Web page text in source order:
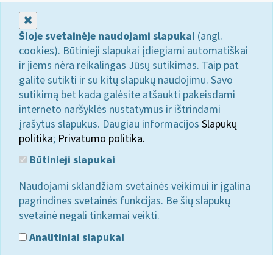
Šioje svetainėje naudojami slapukai (angl.
cookies). Būtinieji slapukai įdiegiami automatiškai
ir jiems nėra reikalingas Jūsų sutikimas. Taip pat
galite sutikti ir su kitų slapukų naudojimu. Savo
sutikimą bet kada galėsite atšaukti pakeisdami
interneto naršyklės nustatymus ir ištrindami
įrašytus slapukus. Daugiau informacijos Slapukų
politika; Privatumo politika.
Būtinieji slapukai
Naudojami sklandžiam svetainės veikimui ir įgalina
pagrindines svetainės funkcijas. Be šių slapukų
svetainė negali tinkamai veikti.
Analitiniai slapukai